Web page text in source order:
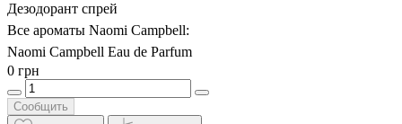
Дезодорант спрей
Все ароматы Naomi Campbell:
Naomi Campbell Eau de Parfum
0 грн
Сообщить